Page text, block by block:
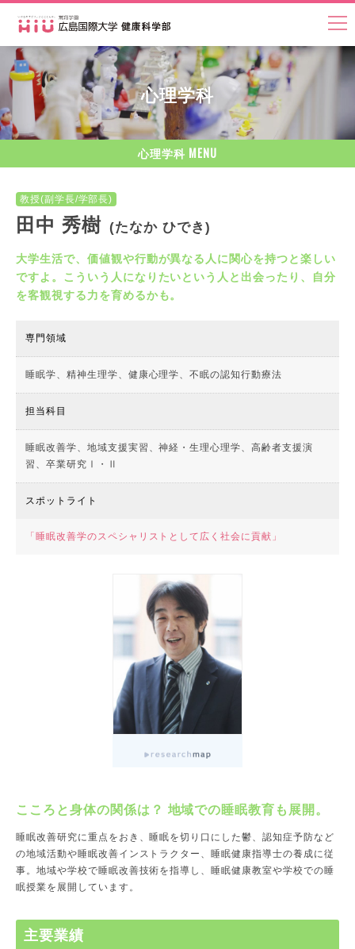
心理学科
心理学科 MENU
教授(副学長/学部長)
田中 秀樹 (たなか ひでき)
大学生活で、価値観や行動が異なる人に関心を持つと楽しい
ですよ。こういう人になりたいという人と出会ったり、自分
を客観視する力を育めるかも。
専門領域
睡眠学、精神生理学、健康心理学、不眠の認知行動療法
担当科目
睡眠改善学、地域支援実習、神経・生理心理学、高齢者支援演
習、卒業研究Ⅰ・Ⅱ
スポットライト
「睡眠改善学のスペシャリストとして広く社会に貢献」
こころと身体の関係は？ 地域での睡眠教育も展開。
睡眠改善研究に重点をおき、睡眠を切り口にした鬱、認知症予防など
の地域活動や睡眠改善インストラクター、睡眠健康指導士の養成に従
事。地域や学校で睡眠改善技術を指導し、睡眠健康教室や学校での睡
眠授業を展開しています。
主要業績